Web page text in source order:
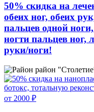
50% скидка на
обеих ног, обеих
пальцев одной
ногти пальцев ног,
руки/ноги!
район
от 2000 ₽